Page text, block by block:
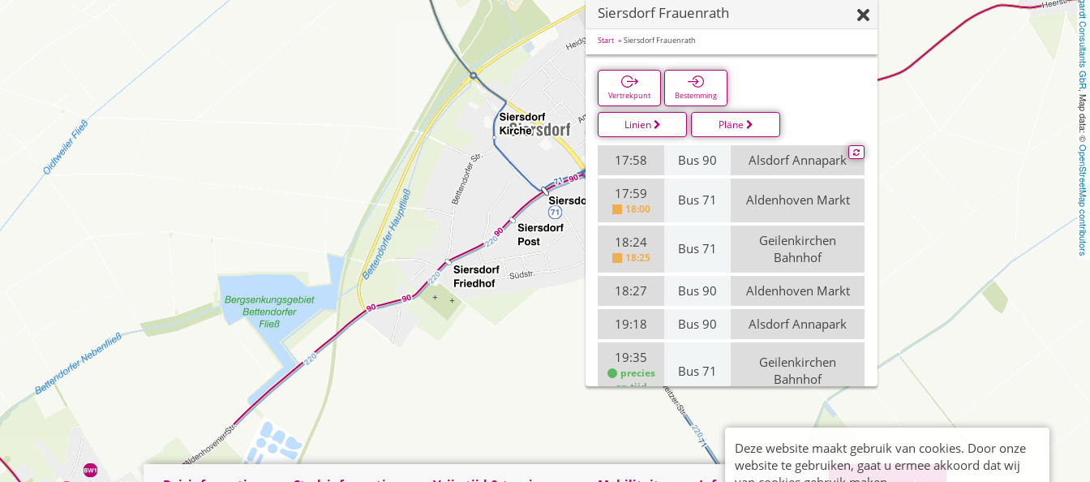
Baumgardt Consultants GbR
, Map data: ©
OpenStreetMap contributors
Siersdorf Frauenrath
Start Siersdorf Frauenrath
Vertrekpunt Bestemming
Linien Pläne
17:58 Bus 90 Alsdorf Annapark
17:59
18:00
Bus 71 Aldenhoven Markt
18:24
18:25
Bus 71
Geilenkirchen
Bahnhof
18:27 Bus 90 Aldenhoven Markt
19:18 Bus 90 Alsdorf Annapark
19:35
precies
op tijd
Bus 71
Geilenkirchen
Bahnhof
Bus 90 Aldenhoven Markt
precies
Bus 220
Jülich, Bahnhof / ZOB
(Bus)
Deze website maakt gebruik van cookies. Door onze
website te gebruiken, gaat u ermee akkoord dat wij